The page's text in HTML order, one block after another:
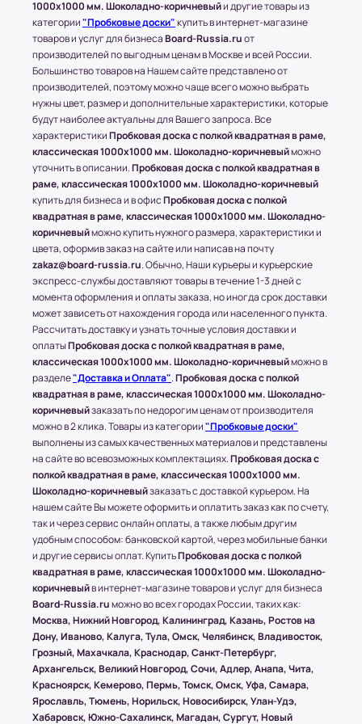
Доставка по Московской области
Стоимость доставки составляет 700-1500
рублей в зависимости от месторасположения
конечного пункта.
* За расчетом точной стоимости доставки
обращайтесь к менеджеру по телефону: +7 (977)
790 85-84 (Даниил)
Транспортные Компании (ТК). Доставка в
соседние регионы и города России.
Доставка в другие области и города
осуществляется через любые ТК (Транспортные
компании), которые будут удобны клиенту.
С соседними регионами (кроме Москвы и МО) и
другими городами России компания Board-
Russia.ru работает по 100% предоплате.
Самые популярные Транспортные Компании:
ПЭК, СДЭК.
* Доставку, Наши клиенты оплачивают при
получении.
Доставка товара до пункта ТК по Москве
осуществляется бесплатно, при учете, что вес
всего заказа не превышает 15 кг или размером
1500х1000 (мм.).
(!) Все товары защищены от внешнего
воздействия посредством специальной
упаковки.
Условия оплаты в интернет-
супермаркете Board-Russia.ru
Наличный расчет
Клиент может оплатить заказ после получения
товара от курьера. По запросу клиента
высылается онлайн-чек или выдается печатный
1000x1000 мм. Шоколадно-коричневыйи другие товары из
категории"Пробковые доски"купить в интернет-магазине
товаров и услуг для бизнесаBoard-Russia.ruот
производителей по выгодным ценам в Москве и всей России.
Большинство товаров на Нашем сайте представлено от
производителей, поэтому можно чаще всего можно выбрать
нужны цвет, размер и дополнительные характеристики, которые
будут наиболее актуальны для Вашего запроса. Все
характеристикиПробковая доска с полкой квадратная в раме,
классическая 1000x1000 мм. Шоколадно-коричневыйможно
уточнить в описании.Пробковая доска с полкой квадратная в
раме, классическая 1000x1000 мм. Шоколадно-коричневый
купить для бизнеса и в офисПробковая доска с полкой
квадратная в раме, классическая 1000x1000 мм. Шоколадно-
коричневыйможно купить нужного размера, характеристики и
цвета, оформив заказ на сайте или написав на почту
zakaz@board-russia.ru. Обычно, Наши курьеры и курьерские
экспресс-службы доставляют товары в течение 1-3 дней с
момента оформления и оплаты заказа, но иногда срок доставки
может зависеть от нахождения города или населенного пункта.
Рассчитать доставку и узнать точные условия доставки и
оплатыПробковая доска с полкой квадратная в раме,
классическая 1000x1000 мм. Шоколадно-коричневыйможно в
разделе"Доставка и Оплата".Пробковая доска с полкой
квадратная в раме, классическая 1000x1000 мм. Шоколадно-
коричневыйзаказать по недорогим ценам от производителя
можно в 2 клика. Товары из категории"Пробковые доски"
выполнены из самых качественных материалов и представлены
на сайте во всевозможных комплектациях.Пробковая доска с
полкой квадратная в раме, классическая 1000x1000 мм.
Шоколадно-коричневыйзаказать с доставкой курьером. На
нашем сайте Вы можете оформить и оплатить заказ как по счету,
так и через сервис онлайн оплаты, а также любым другим
удобным способом: банковской картой, через мобильные банки
и другие сервисы оплат. КупитьПробковая доска с полкой
квадратная в раме, классическая 1000x1000 мм. Шоколадно-
коричневыйв интернет-магазине товаров и услуг для бизнеса
Board-Russia.ruможно во всех городах России, таких как:
Москва, Нижний Новгород, Калининград, Казань, Ростов на
Дону, Иваново, Калуга, Тула, Омск, Челябинск, Владивосток,
Грозный, Махачкала, Краснодар, Санкт-Петербург,
Архангельск, Великий Новгород, Сочи, Адлер, Анапа, Чита,
Красноярск, Кемерово, Пермь, Томск, Омск, Уфа, Самара,
Ярославль, Тюмень, Норильск, Новосибирск, Улан-Удэ,
Хабаровск, Южно-Сахалинск, Магадан, Сургут, Новый